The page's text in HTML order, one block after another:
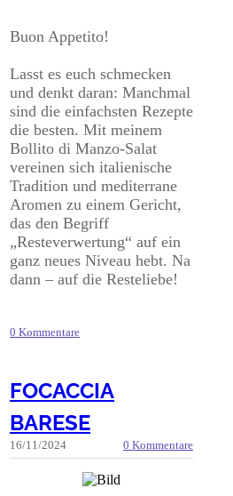
Buon Appetito!
Lasst es euch schmecken
und denkt daran: Manchmal
sind die einfachsten Rezepte
die besten. Mit meinem
Bollito di Manzo-Salat
vereinen sich italienische
Tradition und mediterrane
Aromen zu einem Gericht,
das den Begriff
„Resteverwertung“ auf ein
ganz neues Niveau hebt. Na
dann – auf die Resteliebe!
0 Kommentare
FOCACCIA
BARESE
16/11/2024 0 Kommentare